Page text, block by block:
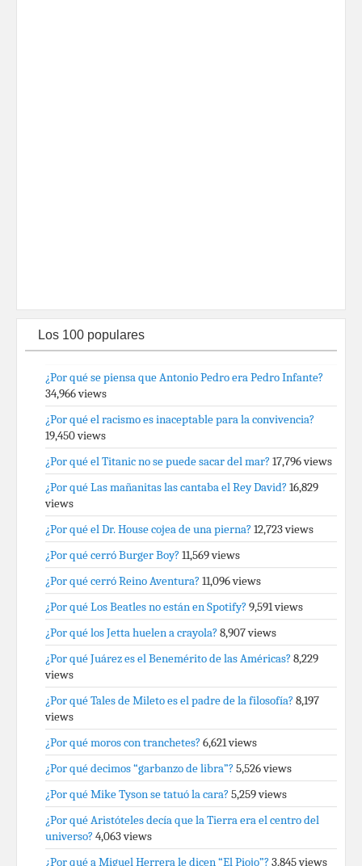
Los 100 populares
¿Por qué se piensa que Antonio Pedro era Pedro Infante?
34,966 views
¿Por qué el racismo es inaceptable para la convivencia?
19,450 views
¿Por qué el Titanic no se puede sacar del mar? 17,796 views
¿Por qué Las mañanitas las cantaba el Rey David? 16,829
views
¿Por qué el Dr. House cojea de una pierna? 12,723 views
¿Por qué cerró Burger Boy? 11,569 views
¿Por qué cerró Reino Aventura? 11,096 views
¿Por qué Los Beatles no están en Spotify? 9,591 views
¿Por qué los Jetta huelen a crayola? 8,907 views
¿Por qué Juárez es el Benemérito de las Américas? 8,229
views
¿Por qué Tales de Mileto es el padre de la filosofía? 8,197
views
¿Por qué moros con tranchetes? 6,621 views
¿Por qué decimos “garbanzo de libra”? 5,526 views
¿Por qué Mike Tyson se tatuó la cara? 5,259 views
¿Por qué Aristóteles decía que la Tierra era el centro del
universo? 4,063 views
¿Por qué a Miguel Herrera le dicen “El Piojo”? 3,845 views